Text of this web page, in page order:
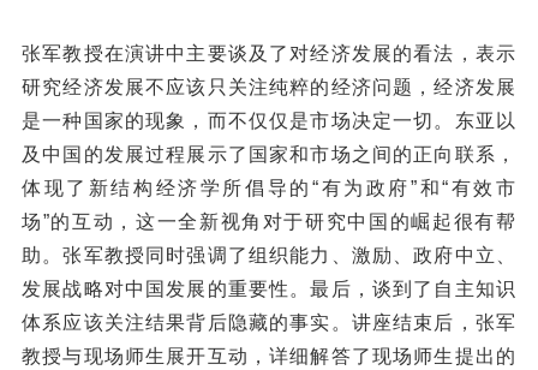
张军教授在演讲中主要谈及了对经济发展的看法，表示
研究经济发展不应该只关注纯粹的经济问题，经济发展
是一种国家的现象，而不仅仅是市场决定一切。东亚以
及中国的发展过程展示了国家和市场之间的正向联系，
体现了新结构经济学所倡导的“有为政府”和“有效市
场”的互动，这一全新视角对于研究中国的崛起很有帮
助。张军教授同时强调了组织能力、激励、政府中立、
发展战略对中国发展的重要性。最后，谈到了自主知识
体系应该关注结果背后隐藏的事实。讲座结束后，张军
教授与现场师生展开互动，详细解答了现场师生提出的